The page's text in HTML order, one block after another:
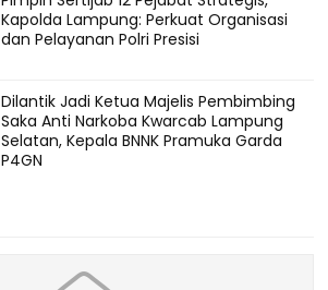
Kapolda Lampung: Perkuat Organisasi
dan Pelayanan Polri Presisi
Dilantik Jadi Ketua Majelis Pembimbing
Saka Anti Narkoba Kwarcab Lampung
Selatan, Kepala BNNK Pramuka Garda
P4GN